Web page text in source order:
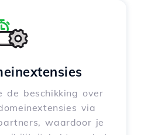
de beschikking over
via
waardoor je